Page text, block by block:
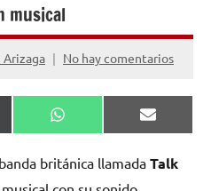
musical
No hay comentarios
Compartir
en
WhatsApp
en
Email
británica llamada Talk